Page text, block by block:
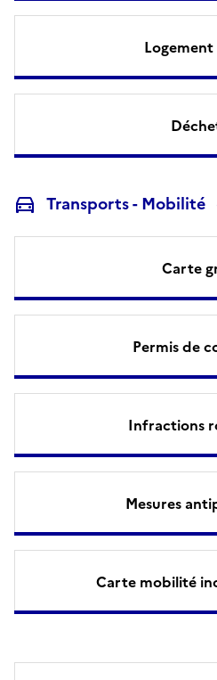
Logement
Transports - Mobilité
Carte
Permis de
Infractions
Mesures
Carte mobilité